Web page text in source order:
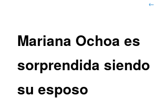
←
Mariana Ochoa es
sorprendida
su esposo